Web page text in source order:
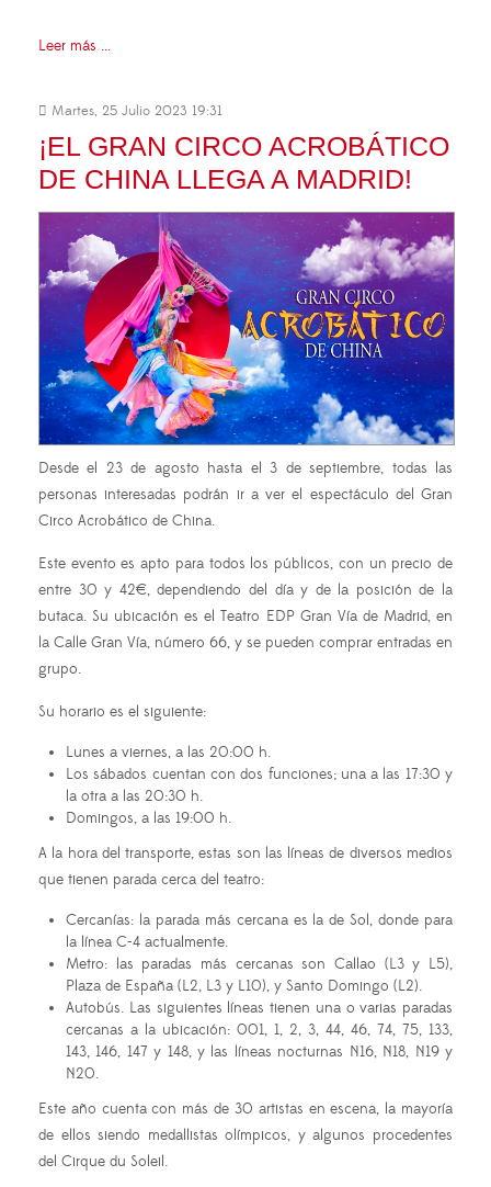
Leer más ...
Martes, 25 Julio 2023 19:31
¡EL GRAN CIRCO ACROBÁTICO
DE CHINA LLEGA A MADRID!
Desde el 23 de agosto hasta el 3 de septiembre, todas las
personas interesadas podrán ir a ver el espectáculo del Gran
Circo Acrobático de China.
Este evento es apto para todos los públicos, con un precio de
entre 30 y 42€, dependiendo del día y de la posición de la
butaca. Su ubicación es el Teatro EDP Gran Vía de Madrid, en
la Calle Gran Vía, número 66, y se pueden comprar entradas en
grupo.
Su horario es el siguiente:
Lunes a viernes, a las 20:00 h.
Los sábados cuentan con dos funciones; una a las 17:30 y
la otra a las 20:30 h.
Domingos, a las 19:00 h.
A la hora del transporte, estas son las líneas de diversos medios
que tienen parada cerca del teatro:
Cercanías: la parada más cercana es la de Sol, donde para
la línea C-4 actualmente.
Metro: las paradas más cercanas son Callao (L3 y L5),
Plaza de España (L2, L3 y L10), y Santo Domingo (L2).
Autobús. Las siguientes líneas tienen una o varias paradas
cercanas a la ubicación: 001, 1, 2, 3, 44, 46, 74, 75, 133,
143, 146, 147 y 148, y las líneas nocturnas N16, N18, N19 y
N20.
Este año cuenta con más de 30 artistas en escena, la mayoría
de ellos siendo medallistas olímpicos, y algunos procedentes
del Cirque du Soleil.